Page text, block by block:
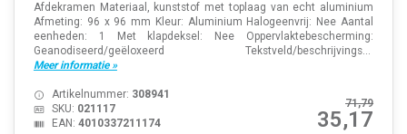
Afdekramen Materiaal, kunststof met toplaag van echt aluminium
Afmeting: 96 x 96 mm Kleur: Aluminium Halogeenvrij: Nee Aantal
eenheden: 1 Met klapdeksel: Nee Oppervlaktebescherming:
Geanodiseerd/geëloxeerd Tekstveld/beschrijvings...
Meer informatie »
71,79
35,17
Artikelnummer: 308941
SKU: 021117
EAN: 4010337211174